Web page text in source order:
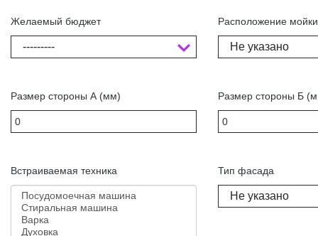
Желаемый бюджет
---------
Размер стороны А (мм)
Встраиваемая техника
Расположение мойки
Не указано
Размер стороны Б
Тип фасада
Не указано